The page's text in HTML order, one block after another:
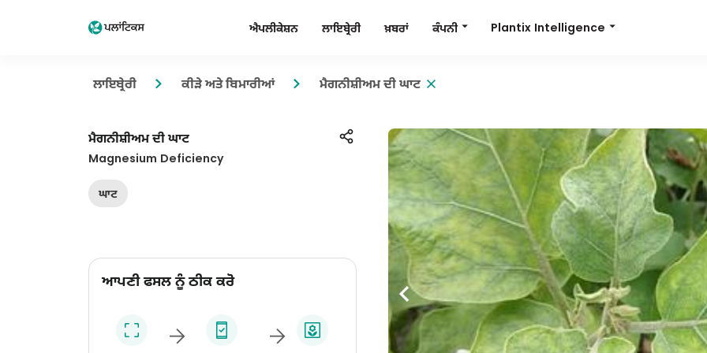
ਐਪਲੀਕੇਸ਼ਨ ਲਾਇਬ੍ਰੇਰੀ ਖ਼ਬਰਾਂ ਕੰਪਨੀ Plantix Intelligence
ਲਾਇਬ੍ਰੇਰੀ ਕੀੜੇ ਅਤੇ ਬਿਮਾਰੀਆਂ ਮੈਗਨੀਸ਼ੀਅਮ ਦੀ ਘਾਟ
ਮੈਗਨੀਸ਼ੀਅਮ ਦੀ ਘਾਟ
Magnesium Deficiency
ਘਾਟ
ਆਪਣੀ ਫਸਲ ਨੂੰ ਠੀਕ ਕਰੋ